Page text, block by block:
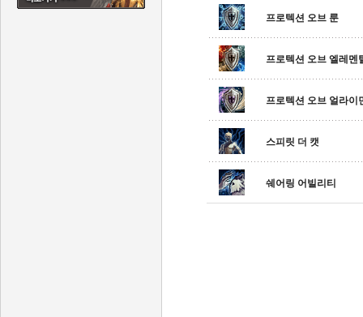
프로텍션 오브 룬
프로텍션 오브 엘레멘
프로텍션 오브 얼라이
스피릿 더 캣
쉐어링 어빌리티